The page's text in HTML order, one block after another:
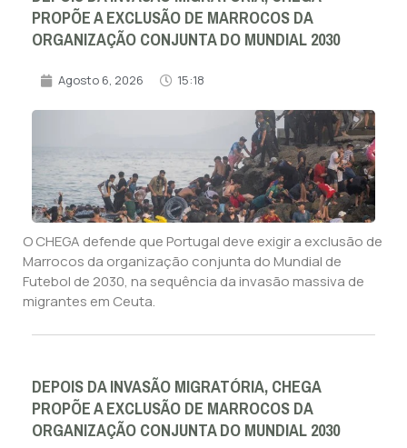
PROPÕE A EXCLUSÃO DE MARROCOS DA
ORGANIZAÇÃO CONJUNTA DO MUNDIAL 2030
Agosto 6, 2026 15:18
O CHEGA defende que Portugal deve exigir a exclusão de
Marrocos da organização conjunta do Mundial de
Futebol de 2030, na sequência da invasão massiva de
migrantes em Ceuta.
DEPOIS DA INVASÃO MIGRATÓRIA, CHEGA
PROPÕE A EXCLUSÃO DE MARROCOS DA
ORGANIZAÇÃO CONJUNTA DO MUNDIAL 2030